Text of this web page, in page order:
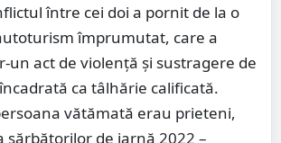
între cei doi a pornit de la o
împrumutat, care a
un act de violență și sustragere de
ca tâlhărie calificată.
vătămată erau prieteni,
sărbătorilor de iarnă 2022 –